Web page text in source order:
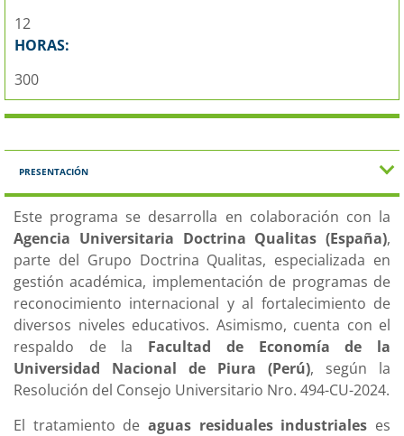
12
HORAS:
300
PRESENTACIÓN
Este programa se desarrolla en colaboración con la
Agencia Universitaria Doctrina Qualitas (España),
parte del Grupo Doctrina Qualitas, especializada en
gestión académica, implementación de programas de
reconocimiento internacional y al fortalecimiento de
diversos niveles educativos. Asimismo, cuenta con el
respaldo de la Facultad de Economía de la
Universidad Nacional de Piura (Perú), según la
Resolución del Consejo Universitario Nro. 494-CU-2024.
El tratamiento de aguas residuales industriales es